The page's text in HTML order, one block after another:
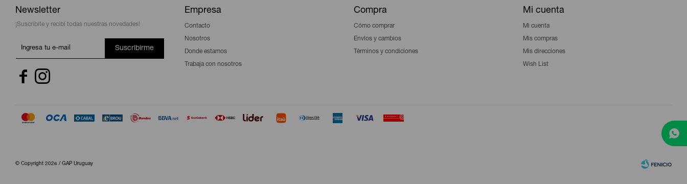
Newsletter
¡Suscribite y recibí todas nuestras novedades!
Suscribirme
 
Empresa
Contacto
Nosotros
Donde estamos
Trabaja con nosotros
Compra
Cómo comprar
Envíos y cambios
Términos y condiciones
Mi cuenta
Mi cuenta
Mis compras
Mis direcciones
Wish List
© Copyright 2026 / GAP Uruguay